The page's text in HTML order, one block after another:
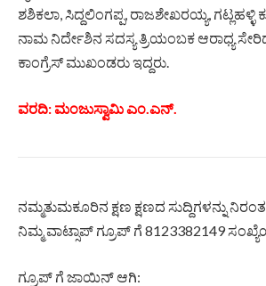
ಶಶಿಕಲಾ, ಸಿದ್ದಲಿಂಗಪ್ಪ, ರಾಜಶೇಖರಯ್ಯ, ಗಟ್ಲಹಳ್ಳಿ
ನಾಮ ನಿರ್ದೇಶಿನ ಸದಸ್ಯ ತ್ರಿಯಂಬಕ ಆರಾಧ್ಯ
ಕಾಂಗ್ರೆಸ್ ಮುಖಂಡರು ಇದ್ದರು.
ವರದಿ: ಮಂಜುಸ್ವಾಮಿ ಎಂ.ಎನ್.
ನಮ್ಮತುಮಕೂರಿನ ಕ್ಷಣ ಕ್ಷಣದ ಸುದ್ದಿಗಳನ್ನು
ನಿಮ್ಮ ವಾಟ್ಸಾಪ್ ಗ್ರೂಪ್ ಗೆ 8123382149
ಗ್ರೂಪ್ ಗೆ ಜಾಯಿನ್ ಆಗಿ: